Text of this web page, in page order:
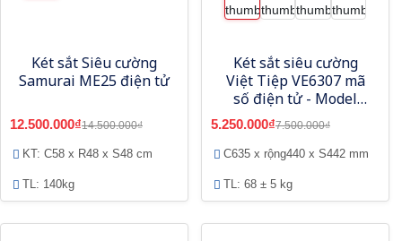
Két sắt Siêu cường
Samurai ME25 điện tử
12.500.000₫14.500.000₫
KT: C58 x R48 x S48 cm
TL: 140kg
Két sắt siêu cường
Việt Tiệp VE6307 mã
số điện tử - Model
mới nhất
5.250.000₫7.500.000₫
C635 x rộng440 x S442 mm
TL: 68 ± 5 kg